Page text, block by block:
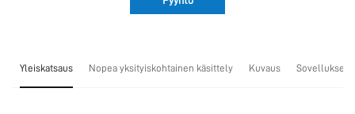
Yleiskatsaus Nopea yksityiskohtainen käsittely Kuvaus Sovellukset